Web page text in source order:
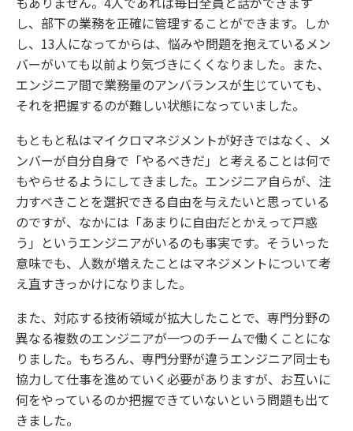
し、部下の業務を正確に管理することができます。しか
し、13人になってからは、悩みや問題を抱えているメン
バーがいても以前より気づきにくくなりました。また、
エンジニア間で業務量のアンバランスが生じていても、
それを把握するのが難しい状態になっていました。
もともと私はマイクロマネジメントが好きではなく、メ
ンバーが自分自身で「やるべきだ」と考えることは何で
もやらせるようにしてきました。エンジニア自らが、注
力すべきことを選択できる自由を与えたいと思っている
のですが、なかには「あまりに自由だとかえって戸惑
う」というエンジニアがいるのも事実です。そういった
意味でも、人数が増えたことはマネジメントについて考
え直すきっかけになりました。
また、対応する技術領域が拡大したことで、専門分野の
異なる複数のエンジニアが一つのチームで働くことにな
りました。もちろん、専門分野が違うエンジニア同士も
協力して仕事を進めていく必要がありますが、お互いに
何をやっているのか把握できていないという問題も出て
きました。